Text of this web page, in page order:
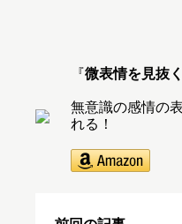
『微表情を見抜
無意識の感情の
れる！